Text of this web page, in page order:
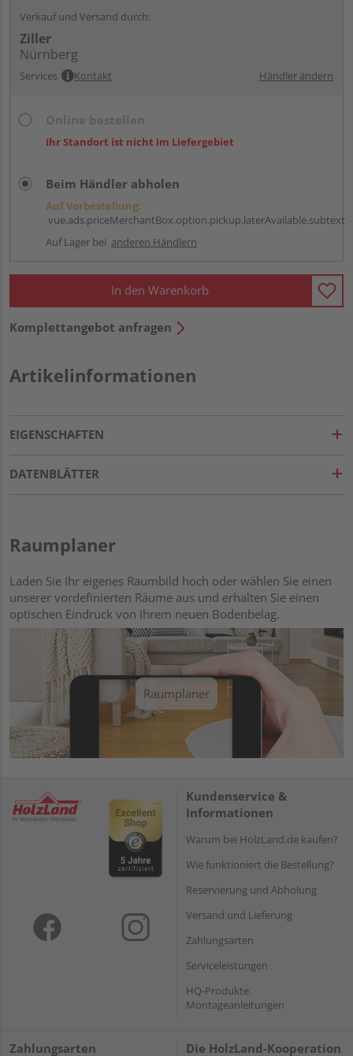
Verkauf und Versand durch:
Ziller
Nürnberg
Services Kontakt Händler ändern
Ihr Standort ist nicht im Liefergebiet
Beim Händler abholen
Auf Vorbestellung:
vue.ads.priceMerchantBox.option.pickup.laterAvailable.subtext
Auf Lager bei anderen Händlern
In den Warenkorb
Komplettangebot anfragen
Artikelinformationen
EIGENSCHAFTEN
DATENBLÄTTER
Raumplaner
Laden Sie Ihr eigenes Raumbild hoch oder wählen Sie einen
unserer vordefinierten Räume aus und erhalten Sie einen
optischen Eindruck von Ihrem neuen Bodenbelag.
Raumplaner
Kundenservice &
Informationen
Warum bei HolzLand.de kaufen?
Wie funktioniert die Bestellung?
Reservierung und Abholung
Versand und Lieferung
Zahlungsarten
Serviceleistungen
HQ-Produkte:
Montageanleitungen
Zahlungsarten Die HolzLand-Kooperation